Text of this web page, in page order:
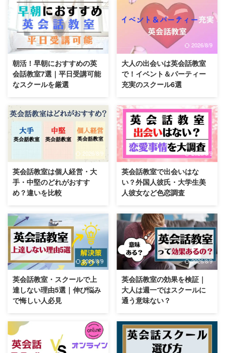
2026/8/9
朝活！早朝におすすめの英
会話教室7選｜平日受講可能
なスクールを厳選
2026/8/9
大人の出会いは英会話教室
で！イベント＆パーティー
充実のスクール6選
2026/8/9
英会話教室は個人経営・大
手・中堅のどれがおすす
め？違いを比較
2026/8/9
英会話教室で出会いはな
い？外国人彼氏・大学生美
人彼女など色恋調査
2026/8/9
英会話教室・スクールで上
達しない理由5選｜伸び悩み
で悔しい人必見
2026/8/9
英会話教室の効果を検証｜
大人は週一ではスクールに
通う意味ない？